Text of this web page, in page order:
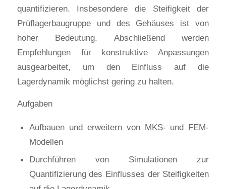
quantifizieren. Insbesondere die Steifigkeit der
Prüflagerbaugruppe und des Gehäuses ist von
hoher Bedeutung. Abschließend werden
Empfehlungen für konstruktive Anpassungen
ausgearbeitet, um den Einfluss auf die
Lagerdynamik möglichst gering zu halten.
Aufgaben
Aufbauen und erweitern von MKS- und FEM-
Modellen
Durchführen von Simulationen zur
Quantifizierung des Einflusses der Steifigkeiten